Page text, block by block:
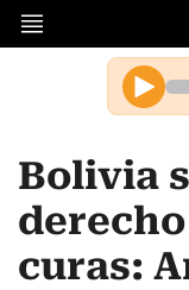
Bolivia
curas: